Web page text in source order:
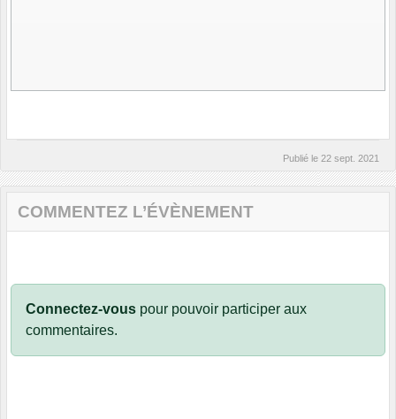
Publié le 22 sept. 2021
COMMENTEZ L’ÉVÈNEMENT
Connectez-vous pour pouvoir participer aux
commentaires.